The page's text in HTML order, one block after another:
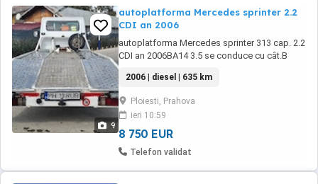
9
autoplatforma Mercedes sprinter 2.2
CDI an 2006
autoplatforma Mercedes sprinter 313 cap. 2.2
CDI an 2006BA14 3.5 se conduce cu cât.B
Închidere centralizata Webasto tahograf
Oglinzi electrice abs esp aser servo total
anvelope noiii Troliu cu telecomanda etc
proprietar în acte nu fac schimburi nu are ...
2006 | diesel | 635 km
Ploiesti, Prahova
ieri 10:59
8 750 EUR
Telefon validat